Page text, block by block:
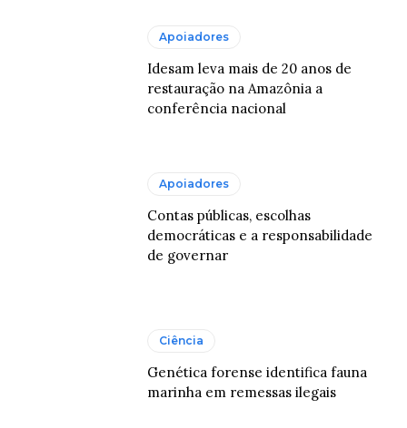
Apoiadores
Idesam leva mais de 20 anos de
restauração na Amazônia a
conferência nacional
Apoiadores
Contas públicas, escolhas
democráticas e a responsabilidade
de governar
Ciência
Genética forense identifica fauna
marinha em remessas ilegais